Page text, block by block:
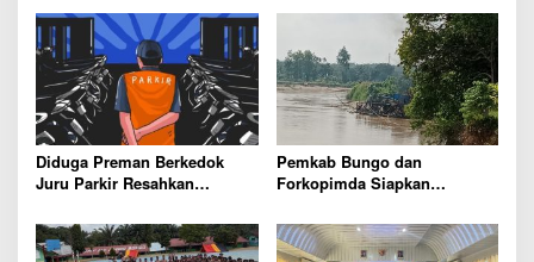
Pemkab Bungo Tingkatkan
Mutu Pendidikan
Diduga Preman Berkedok
Juru Parkir Resahkan
polres Bungo dan Kapolsek
Diminta Segera Bertindak
Pemkab Bungo dan
Forkopimda Siapkan
Warga Harap Ada Perhatian
Dari Panglima TNI dan Mabes